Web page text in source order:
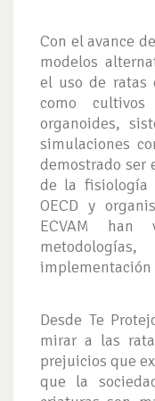
Con el avance
modelos
el uso de ratas
como cultivos
organoides,
simulaciones
demostrado ser
de la fisiología
OECD y
ECVAM han
implementación
Desde Te
mirar a las
prejuicios que
que la